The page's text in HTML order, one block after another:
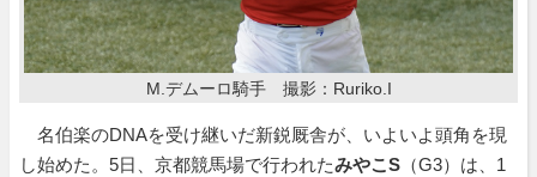
M.デムーロ騎手 撮影：Ruriko.I
名伯楽のDNAを受け継いだ新鋭厩舎が、いよいよ頭角を現
し始めた。5日、京都競馬場で行われたみやこS （G3）は、1